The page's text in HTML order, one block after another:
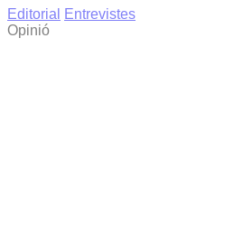
Editorial
Entrevistes
Opinió